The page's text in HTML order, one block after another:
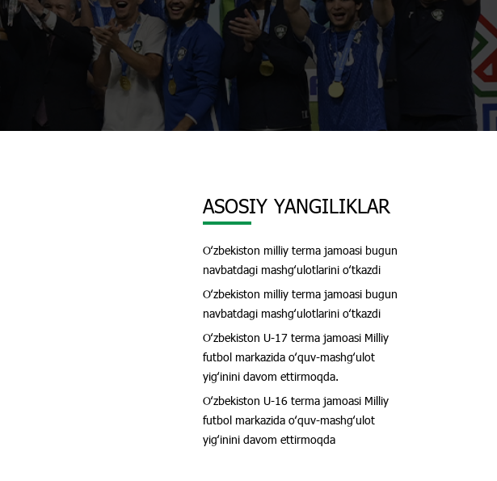
ASOSIY YANGILIKLAR
Oʻzbekiston milliy terma jamoasi bugun
navbatdagi mashgʻulotlarini oʻtkazdi
Oʻzbekiston milliy terma jamoasi bugun
navbatdagi mashgʻulotlarini oʻtkazdi
Oʻzbekiston U-17 terma jamoasi Milliy
futbol markazida oʻquv-mashgʻulot
yigʻinini davom ettirmoqda.
Oʻzbekiston U-16 terma jamoasi Milliy
futbol markazida oʻquv-mashgʻulot
yigʻinini davom ettirmoqda